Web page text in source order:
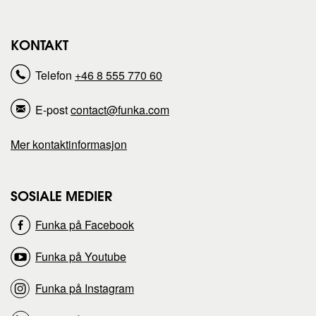
s
i
d
e
KONTAKT
Telefon +46 8 555 770 60
E-postcontact@funka.com
Mer kontaktinformasjon
SOSIALE MEDIER
Funka på Facebook
Funka på Youtube
Funka på Instagram